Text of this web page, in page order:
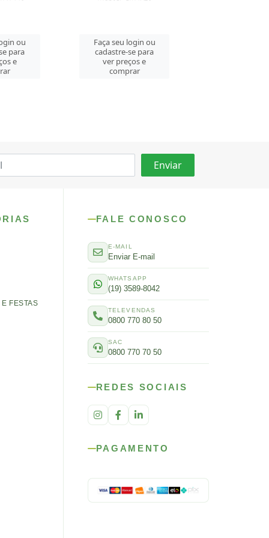
ou
para
e
Faça seu login ou
cadastre-se para
ver preços e
comprar
FESTAS
FALE CONOSCO
E-MAIL
Enviar E-mail
WHATSAPP
(19) 3589-8042
TELEVENDAS
0800 770 80 50
SAC
0800 770 70 50
REDES SOCIAIS
PAGAMENTO